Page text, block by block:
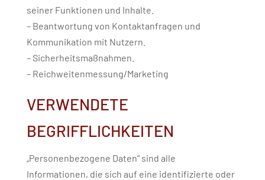
seiner Funktionen und Inhalte.
– Beantwortung von Kontaktanfragen und
Kommunikation mit Nutzern.
– Sicherheitsmaßnahmen.
– Reichweitenmessung/Marketing
VERWENDETE
BEGRIFFLICHKEITEN
„Personenbezogene Daten“ sind alle
Informationen, die sich auf eine identifizierte oder